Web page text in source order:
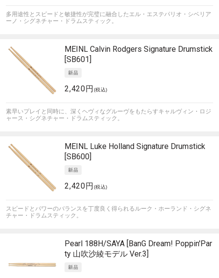
多用途性とスピードと敏捷性が完璧に融合したエル・エステパリオ・シベリア
ーノ・シグネチャー・ドラムスティック。
MEINL Calvin Rodgers Signature Drumstick
[SB601]
2,420円 (税込)
素早いプレイと同時に、深くヘヴィなグルーヴをもたらすキャルヴィン・ロジ
ャース・シグネチャー・ドラムスティック。
MEINL Luke Holland Signature Drumstick
[SB600]
2,420円 (税込)
スピードとパワーのバランスを丁度良く得られるルーク・ホーランド・シグネ
チャー・ドラムスティック。
Pearl 188H/SAYA [BanG Dream! Poppin'Par
ty 山吹沙綾モデル Ver.3]